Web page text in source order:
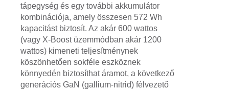
tápegység és egy további akkumulátor
kombinációja, amely összesen 572 Wh
kapacitást biztosít. Az akár 600 wattos
(vagy X-Boost üzemmódban akár 1200
wattos) kimeneti teljesítménynek
köszönhetően sokféle eszköznek
könnyedén biztosíthat áramot, a következő
generációs GaN (gallium-nitrid) félvezető